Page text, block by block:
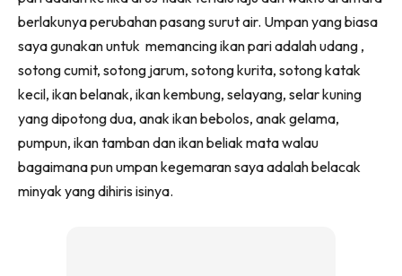
berlakunya perubahan pasang surut air. Umpan yang biasa
saya gunakan untuk memancing ikan pari adalah udang ,
sotong cumit, sotong jarum, sotong kurita, sotong katak
kecil, ikan belanak, ikan kembung, selayang, selar kuning
yang dipotong dua, anak ikan bebolos, anak gelama,
pumpun, ikan tamban dan ikan beliak mata walau
bagaimana pun umpan kegemaran saya adalah belacak
minyak yang dihiris isinya.